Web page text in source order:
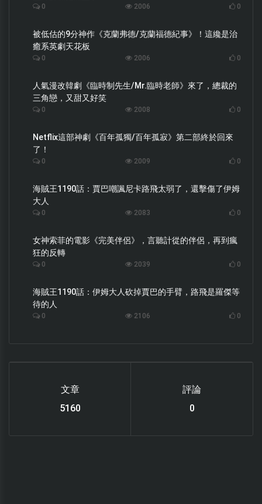
0 2006 0
被低估的9分神作《克蘭弗德/克蘭福德紀事》！這纔是治
癒系英劇天花板
0 2006 0
人氣漫改韓劇《臨時制先生/Mr.臨時老師》來了，總裁的
三角戀，又甜又好笑
0 2008 0
Netflix這部神劇《百年孤獨/百年孤寂》第二部終於回來
了！
0 2009 0
海賊王1190話：賈巴嘲諷尼卡路飛太弱了，還擊傷了伊姆
大人
0 2083 0
女神索菲的電影《完美伴侶》，言聽計從的伴侶，再到瘋
狂的反轉
0 2039 0
海賊王1190話：伊姆大人砍掉賈巴的手臂，路飛是羅傑等
待的人
0 2106 0
文章
6119
評論
0